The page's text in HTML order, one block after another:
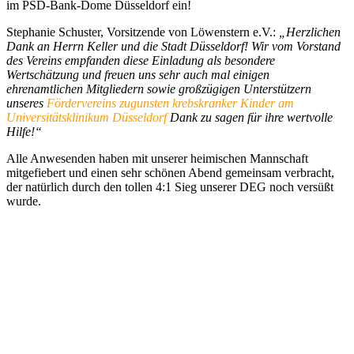
im PSD-Bank-Dome Düsseldorf ein!
Stephanie Schuster, Vorsitzende von Löwenstern e.V.:
„Herzlichen
Dank an Herrn Keller und die Stadt Düsseldorf! Wir vom Vorstand
des Vereins empfanden diese Einladung als besondere
Wertschätzung und freuen uns sehr auch mal einigen
ehrenamtlichen Mitgliedern sowie großzügigen Unterstützern
unseres Fördervereins zugunsten krebskranker Kinder am
Universitätsklinikum DüsseldorfDank zu sagen für ihre wertvolle
Hilfe!“
Alle Anwesenden haben mit unserer heimischen Mannschaft
mitgefiebert und einen sehr schönen Abend gemeinsam verbracht,
der natürlich durch den tollen 4:1 Sieg unserer DEG noch versüßt
wurde.